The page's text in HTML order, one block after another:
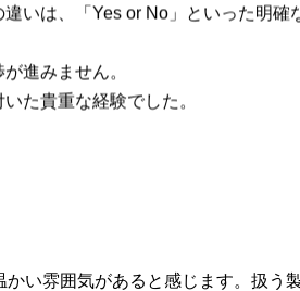
いは、「Yes or No」といった明確
進みません。
た貴重な経験でした。
い雰囲気があると感じます。扱う